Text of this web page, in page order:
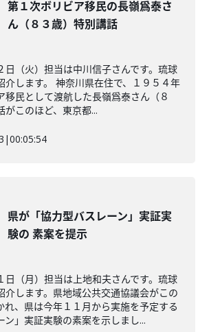
第１次ボリビア移民の長嶺爲泰さ
ん（８３歳）特別講話
日（火）担当は中川信子さんです。琉球
介します。 神奈川県在住で、１９５４年
移民として渡航した長嶺爲泰さん（８
がこのほど、東京都...
|00:05:54
県が「協力型バスレーン」実証実
験の 素案を提示
日（月）担当は上地和夫さんです。琉球
介します。県地域公共交通協議会がこの
れ、県は今年１１月から実施を予定する
ン」実証実験の素案を示しまし...